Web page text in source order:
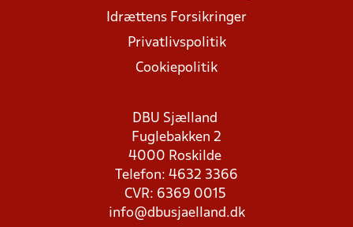
Idrættens Forsikringer
Privatlivspolitik
Cookiepolitik
DBU Sjælland
Fuglebakken 2
4000 Roskilde
Telefon: 4632 3366
CVR: 6369 0015
info@dbusjaelland.dk